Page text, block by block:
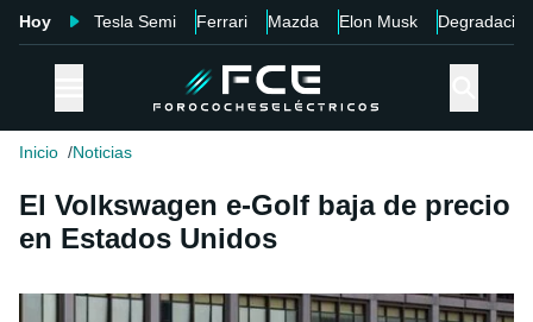
Hoy Tesla Semi Ferrari Mazda Elon Musk Degradación
Inicio Noticias
El Volkswagen e-Golf baja de precio
en Estados Unidos